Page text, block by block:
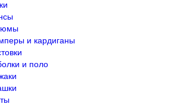
и кардиганы
и поло